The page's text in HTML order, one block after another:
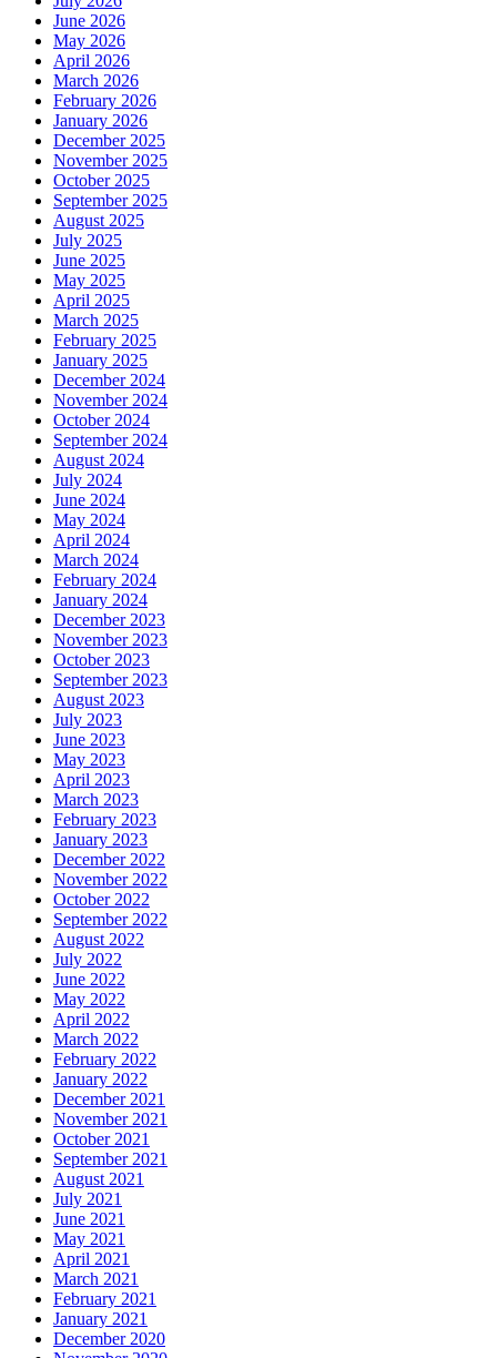
June 2026
May 2026
April 2026
March 2026
February 2026
January 2026
December 2025
November 2025
October 2025
September 2025
August 2025
July 2025
June 2025
May 2025
April 2025
March 2025
February 2025
January 2025
December 2024
November 2024
October 2024
September 2024
August 2024
July 2024
June 2024
May 2024
April 2024
March 2024
February 2024
January 2024
December 2023
November 2023
October 2023
September 2023
August 2023
July 2023
June 2023
May 2023
April 2023
March 2023
February 2023
January 2023
December 2022
November 2022
October 2022
September 2022
August 2022
July 2022
June 2022
May 2022
April 2022
March 2022
February 2022
January 2022
December 2021
November 2021
October 2021
September 2021
August 2021
July 2021
June 2021
May 2021
April 2021
March 2021
February 2021
January 2021
December 2020